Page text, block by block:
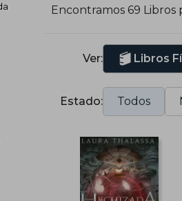
Encontramos 69 Libros
Ver: Libros
Estado: Todos